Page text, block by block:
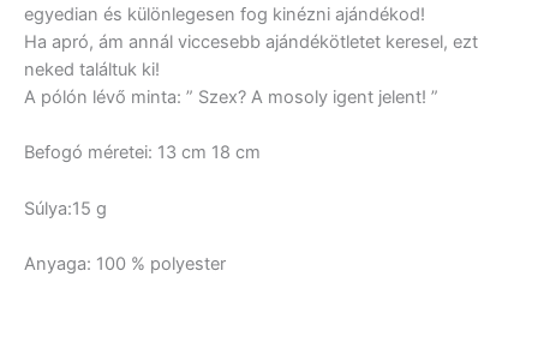
egyedian és különlegesen fog kinézni ajándékod!
Ha apró, ám annál viccesebb ajándékötletet keresel, ezt
neked találtuk ki!
A pólón lévő minta: ” Szex? A mosoly igent jelent! ”
Befogó méretei: 13 cm 18 cm
Súlya:15 g
Anyaga: 100 % polyester